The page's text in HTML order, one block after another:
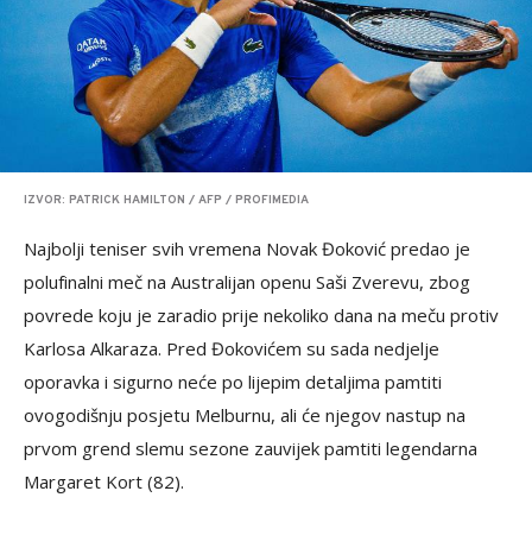
IZVOR: PATRICK HAMILTON / AFP / PROFIMEDIA
Najbolji teniser svih vremena Novak Đoković predao je
polufinalni meč na Australijan openu Saši Zverevu, zbog
povrede koju je zaradio prije nekoliko dana na meču protiv
Karlosa Alkaraza. Pred Đokovićem su sada nedjelje
oporavka i sigurno neće po lijepim detaljima pamtiti
ovogodišnju posjetu Melburnu, ali će njegov nastup na
prvom grend slemu sezone zauvijek pamtiti legendarna
Margaret Kort (82).